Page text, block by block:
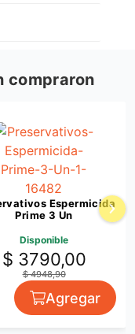
compraron
Espermicida
Prime 3 Un
Disponible
$ 3790,00
$ 4948,90
Agregar